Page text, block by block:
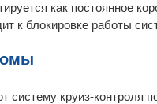
как постоянное
к блокировке работы
круиз-контроля